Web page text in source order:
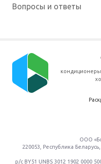
Вопросы и ответы
ООО
220053, Республика Беларусь
р/с BY51 UNBS 3012 1902 0000